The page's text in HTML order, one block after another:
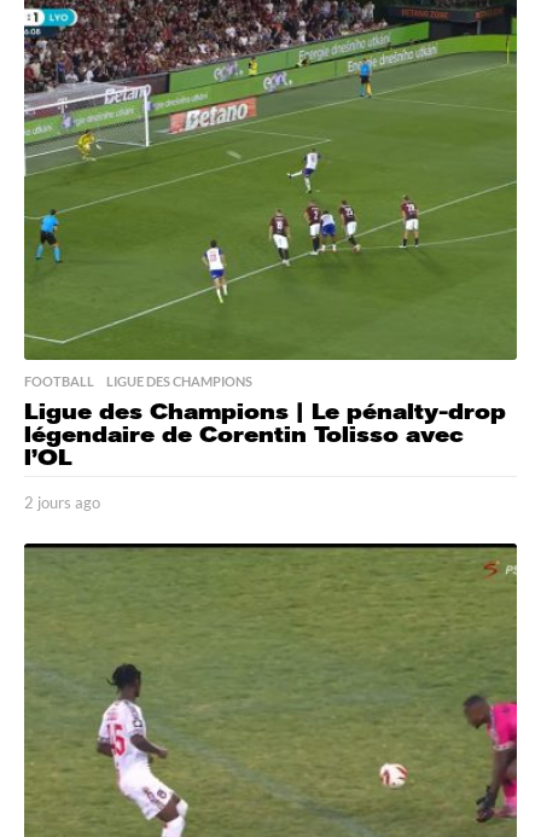
u
r
s
a
g
o
FOOTBALL ,LIGUE DES CHAMPIONS
Ligue des Champions | Le pénalty-drop
légendaire de Corentin Tolisso avec
l’OL
2 jours ago
o
o